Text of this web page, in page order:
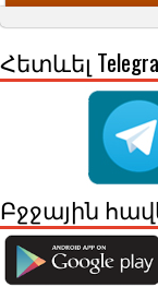
Հետևել
Բջջային